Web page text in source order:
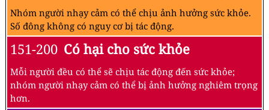
Nhóm người nhạy cảm có thể chịu ảnh hưởng sức khỏe.
Số đông không có nguy cơ bị tác động.
151-200 Có hại cho sức khỏe
Mỗi người đều có thể sẽ chịu tác động đến sức khỏe;
nhóm người nhạy cảm có thể bị ảnh hưởng nghiêm trọng
hơn.